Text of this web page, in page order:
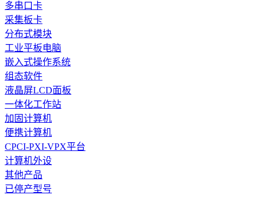
多串口卡
采集板卡
分布式模块
工业平板电脑
嵌入式操作系统
组态软件
液晶屏LCD面板
一体化工作站
加固计算机
便携计算机
CPCI-PXI-VPX平台
计算机外设
其他产品
已停产型号